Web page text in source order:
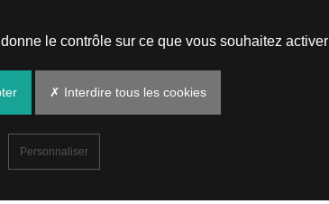
le contrôle sur ce que vous souhaitez activer
✗ Interdire tous les cookies
Personnaliser